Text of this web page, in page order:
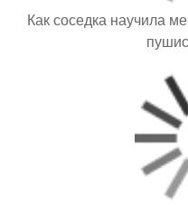
Как соседка научила